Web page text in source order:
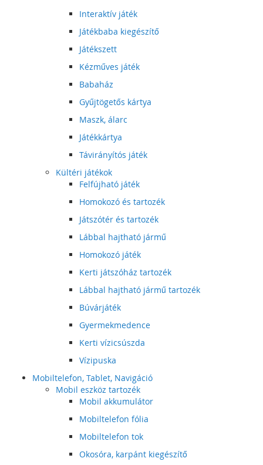
Interaktív játék
Játékbaba kiegészítő
Játékszett
Kézműves játék
Babaház
Gyűjtögetős kártya
Maszk, álarc
Játékkártya
Távirányítós játék
Kültéri játékok
Felfújható játék
Homokozó és tartozék
Játszótér és tartozék
Lábbal hajtható jármű
Homokozó játék
Kerti játszóház tartozék
Lábbal hajtható jármű tartozék
Búvárjáték
Gyermekmedence
Kerti vízicsúszda
Vízipuska
Mobiltelefon, Tablet, Navigáció
Mobil eszköz tartozék
Mobil akkumulátor
Mobiltelefon fólia
Mobiltelefon tok
Okosóra, karpánt kiegészítő